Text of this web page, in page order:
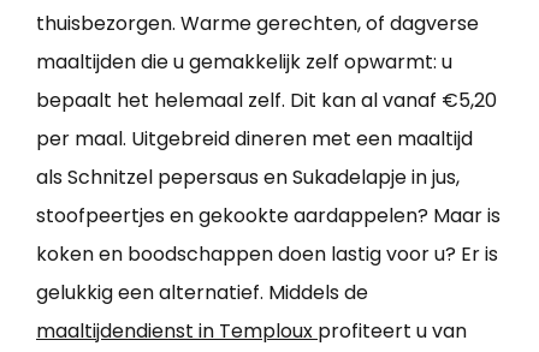
thuisbezorgen. Warme gerechten, of dagverse
maaltijden die u gemakkelijk zelf opwarmt: u
bepaalt het helemaal zelf. Dit kan al vanaf €5,20
per maal. Uitgebreid dineren met een maaltijd
als Schnitzel pepersaus en Sukadelapje in jus,
stoofpeertjes en gekookte aardappelen? Maar is
koken en boodschappen doen lastig voor u? Er is
gelukkig een alternatief. Middels de
maaltijdendienst in Temploux profiteert u van